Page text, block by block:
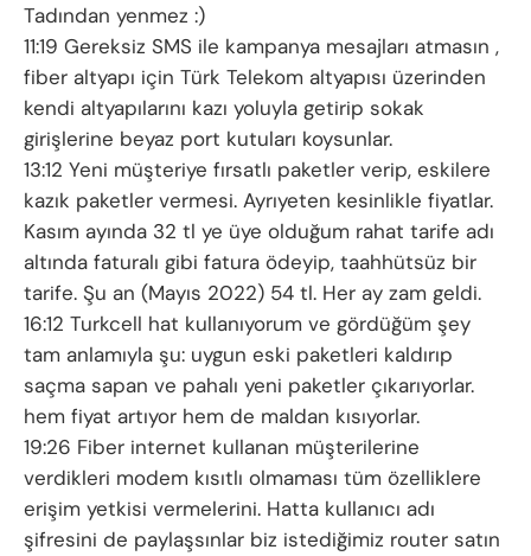
Tadından yenmez :)
11:19 Gereksiz SMS ile kampanya mesajları atmasın ,
fiber altyapı için Türk Telekom altyapısı üzerinden
kendi altyapılarını kazı yoluyla getirip sokak
girişlerine beyaz port kutuları koysunlar.
13:12 Yeni müşteriye fırsatlı paketler verip, eskilere
kazık paketler vermesi. Ayrıyeten kesinlikle fiyatlar.
Kasım ayında 32 tl ye üye olduğum rahat tarife adı
altında faturalı gibi fatura ödeyip, taahhütsüz bir
tarife. Şu an (Mayıs 2022) 54 tl. Her ay zam geldi.
16:12 Turkcell hat kullanıyorum ve gördüğüm şey
tam anlamıyla şu: uygun eski paketleri kaldırıp
saçma sapan ve pahalı yeni paketler çıkarıyorlar.
hem fiyat artıyor hem de maldan kısıyorlar.
19:26 Fiber internet kullanan müşterilerine
verdikleri modem kısıtlı olmaması tüm özelliklere
erişim yetkisi vermelerini. Hatta kullanıcı adı
şifresini de paylaşsınlar biz istediğimiz router satın